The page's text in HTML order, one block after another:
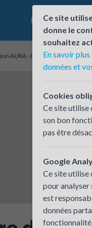
Le challenge
AURA - Département de la
Ce site
donne le
souhaitez
En savoir
données et
Cookies
Ce site utilise
son bon
pas être
Google
Ce site
pour
est
données